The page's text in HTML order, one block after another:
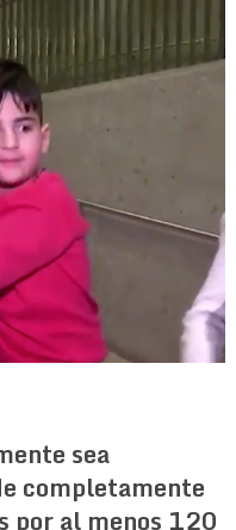
sea
completamente
por al menos 120